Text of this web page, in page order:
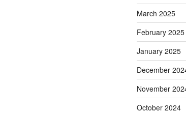
March 2025
February 2025
January 2025
December
November
October 2024